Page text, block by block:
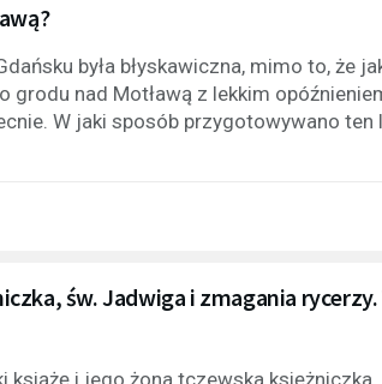
była błyskawiczna, mimo to, że
grodu nad Motławą z lekkim
W jaki sposób przygotowywano ten
św. Jadwiga i zmagania
książę i jego żona tczewska